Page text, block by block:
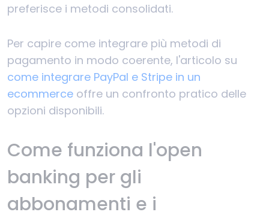
preferisce i metodi consolidati.
Per capire come integrare più metodi di
pagamento in modo coerente, l'articolo su
come integrare PayPal e Stripe in un
ecommerce offre un confronto pratico delle
opzioni disponibili.
Come funziona l'open
banking per gli
abbonamenti e i